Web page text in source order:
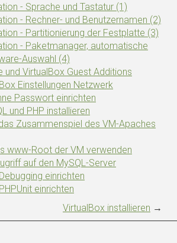
- Sprache und Tastatur (1)
- Rechner- und Benutzernamen (2)
- Partitionierung der Festplatte (3)
- Paketmanager, automatische
Auswahl (4)
und VirtualBox Guest Additions
Einstellungen Netzwerk
Passwort einrichten
und PHP installieren
Zusammenspiel des VM-Apaches
www-Root der VM verwenden
auf den MySQL-Server
einrichten
einrichten
VirtualBox installieren →